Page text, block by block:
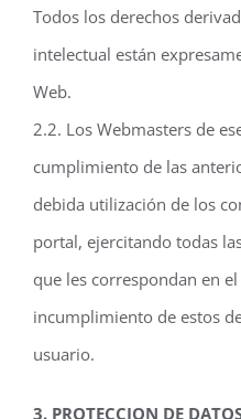
Todos los derechos
intelectual están
Web.
2.2. Los Webmasters de
cumplimiento de las
debida utilización de los
portal, ejercitando todas
que les correspondan en
incumplimiento de estos
usuario.
3. PROTECCION DE